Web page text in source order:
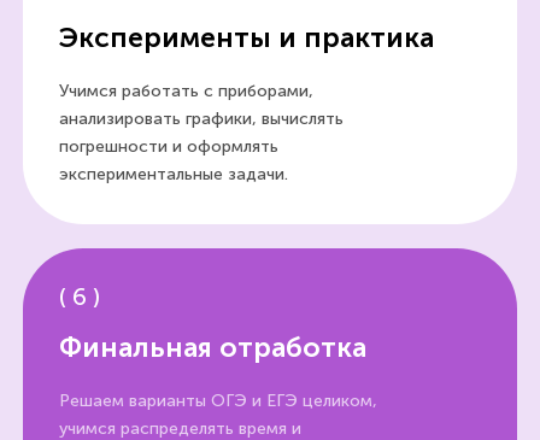
Эксперименты и практика
Учимся работать с приборами,
анализировать графики, вычислять
погрешности и оформлять
экспериментальные задачи.
( 6 )
Финальная отработка
Решаем варианты ОГЭ и ЕГЭ целиком,
учимся распределять время и